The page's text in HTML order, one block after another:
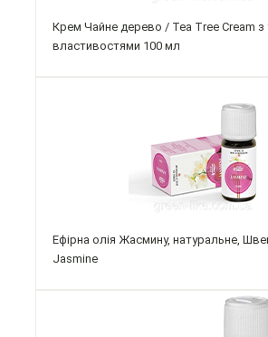
Крем Чайне дерево / Tea Tree Cream з
властивостями 100 мл
Ефірна олія Жасмину, натуральне,
Jasmine